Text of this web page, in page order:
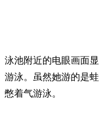
泳池附近的电眼画面
游泳。虽然她游的是
憋着气游泳。